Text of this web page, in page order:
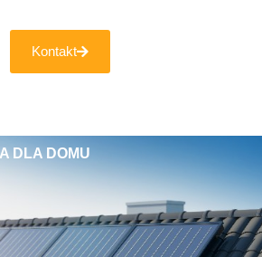
Kontakt
DLA DOMU